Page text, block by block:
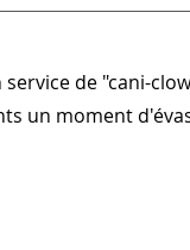
service de "cani-
un moment